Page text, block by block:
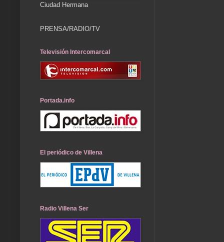
Ciudad Hermana
PRENSA/RADIO/TV
Televisión Intercomarcal
Portada.info
El periódico de Villena
Radio Villena Ser